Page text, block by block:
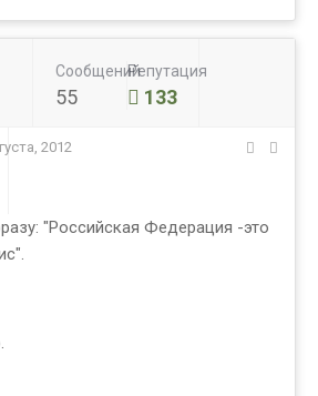
Сообщений
55
Репутация
133
2012
"Российская Федерация -это